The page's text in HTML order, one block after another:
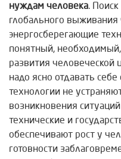
нуждам человека.
глобального
энергосберегающие
понятный,
развития человеческой
надо ясно отдавать
технологии не
возникновения
технические и
обеспечивают рост у
готовности